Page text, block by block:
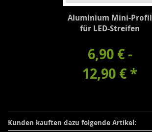
Aluminium Mini-Profil
für LED-Streifen
6,90 € -
12,90 € *
Kunden kauften dazu folgende Artikel: